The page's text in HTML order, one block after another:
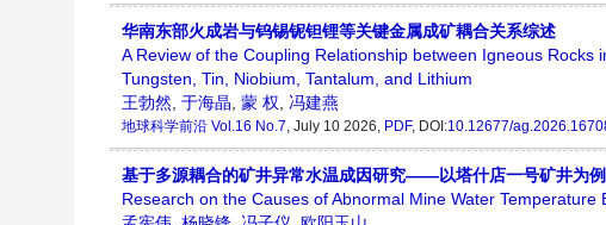
华南东部火成岩与钨锡铌钽锂等关键金属成矿耦合关系综述
A Review of the Coupling Relationship between Igneous
Tungsten, Tin, Niobium, Tantalum, and Lithium
王勃然, 于海晶, 蒙 权, 冯建燕
地球科学前沿 Vol.16 No.7, July 10 2026, PDF, DOI:10.12677/
基于多源耦合的矿井异常水温成因研究——以塔什店一号矿井为例
Research on the Causes of Abnormal Mine Water